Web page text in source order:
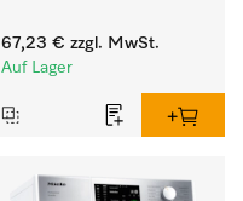
67,23 € zzgl. MwSt.
Auf Lager